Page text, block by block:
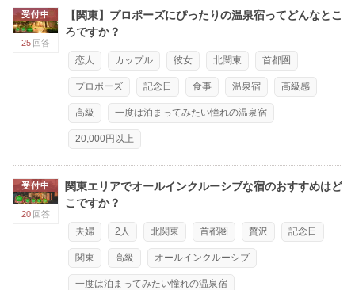
受付中
25 回答
【関東】プロポーズにぴったりの温泉宿ってどんなとこ
ろですか？
恋人 カップル 彼女 北関東 首都圏
プロポーズ 記念日 食事 温泉宿 高級感
高級 一度は泊まってみたい憧れの温泉宿
20,000円以上
受付中
20 回答
関東エリアでオールインクルーシブな宿のおすすめはど
こですか？
夫婦 2人 北関東 首都圏 贅沢 記念日
関東 高級 オールインクルーシブ
一度は泊まってみたい憧れの温泉宿